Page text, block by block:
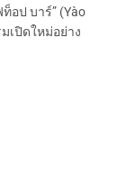
อป บาร์” (Yào
เปิดใหม่อย่าง